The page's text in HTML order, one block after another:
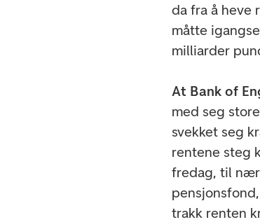
da fra å heve
måtte
milliarder
At Bank of
med seg
svekket seg
rentene steg
fredag, til
trakk renten